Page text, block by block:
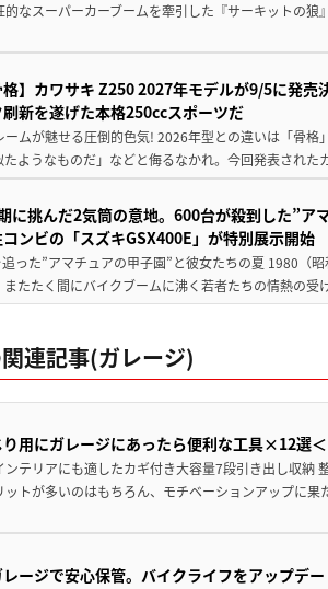
的なスーパーカーブームを牽引した『サーキットの狼
格】カワサキ Z250 2027年モデルが9/5に発
新を遂げた本格250ccスポーツだ
ームが魅せる圧倒的色気! 2026年型との違いは「骨
たようなものだ」などと侮るなかれ。今回発表され
に挑んだ2気筒の意地。600台が殺到した”ア
ンビの「スズキGSX400E」が特別展示開始
った”アマチュアの甲子園”と彼女たちの夏 1980（
またたく間にバイクブームに沸く若者たちの情熱の
連記事(ガレージ)
用にガレージにあったら便利な工具×12選
ンテリアにも適したカギ付き大容量7段引き出し収納
ットが多いのはもちろん、モチベーションアップに果
ージで安心保管。バイクライフをアップデー